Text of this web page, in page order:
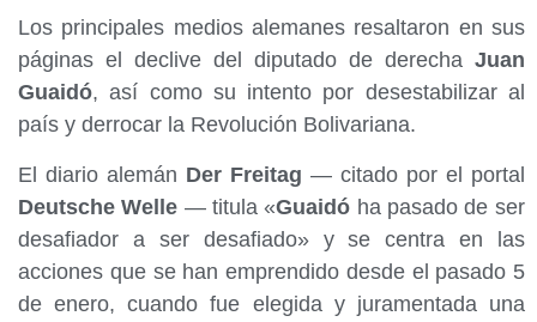
Los principales medios alemanes resaltaron en sus
páginas el declive del diputado de derecha Juan
Guaidó, así como su intento por desestabilizar al
país y derrocar la Revolución Bolivariana.
El diario alemán Der Freitag — citado por el portal
Deutsche Welle — titula «Guaidó ha pasado de ser
desafiador a ser desafiado» y se centra en las
acciones que se han emprendido desde el pasado 5
de enero, cuando fue elegida y juramentada una